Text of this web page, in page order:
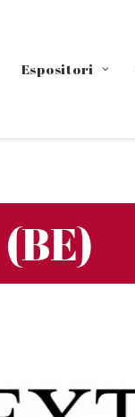
Espositori